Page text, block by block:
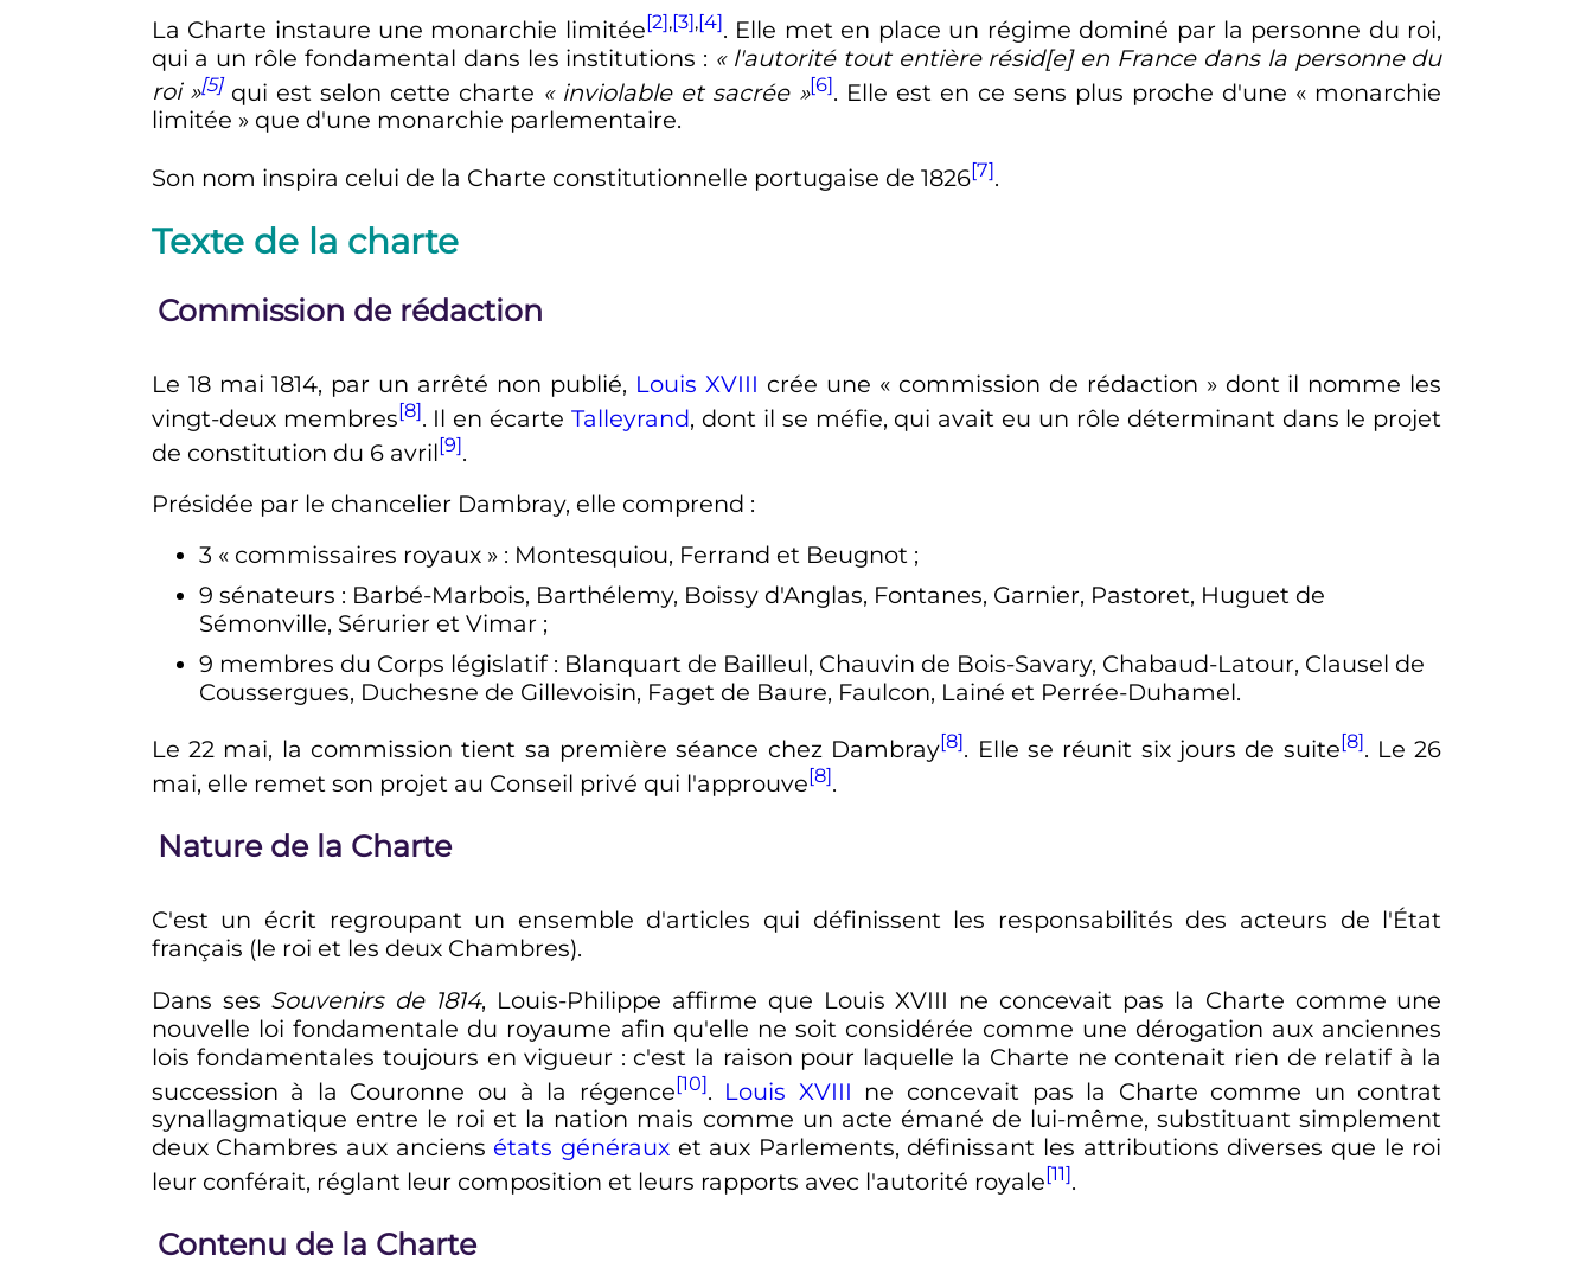
La Charte instaure une monarchie limitée[2],[3],[4]. Elle met en place un régime dominé par la personne du roi,
qui a un rôle fondamental dans les institutions : « l'autorité tout entière résid[e] en France dans la personne du
roi »[5]qui est selon cette charte « inviolable et sacrée »[6]. Elle est en ce sens plus proche d'une « monarchie
limitée » que d'une monarchie parlementaire.
Son nom inspira celui de la Charte constitutionnelle portugaise de 1826[7].
Texte de la charte
Commission de rédaction
Le 18 mai 1814, par un arrêté non publié, LouisXVIII crée une « commission de rédaction » dont il nomme les
vingt-deux membres[8]. Il en écarteTalleyrand, dont il se méfie, qui avait eu un rôle déterminant dans le projet
de constitution du 6 avril[9].
Présidée par le chancelier Dambray, elle comprend :
3 « commissaires royaux » : Montesquiou, Ferrand et Beugnot ;
9 sénateurs : Barbé-Marbois, Barthélemy, Boissy d'Anglas, Fontanes, Garnier, Pastoret, Huguet de
Sémonville, Sérurier et Vimar ;
9 membres du Corps législatif : Blanquart de Bailleul, Chauvin de Bois-Savary, Chabaud-Latour, Clausel de
Coussergues, Duchesne de Gillevoisin, Faget de Baure, Faulcon, Lainé et Perrée-Duhamel.
Le22 mai, la commission tient sa première séance chez Dambray[8]. Elle se réunit six jours de suite[8]. Le26
mai, elle remet son projet au Conseil privé qui l'approuve[8].
Nature de la Charte
C'est un écrit regroupant un ensemble d'articles qui définissent les responsabilités des acteurs de l'État
français (le roi et les deux Chambres).
Dans ses Souvenirs de 1814, Louis-Philippe affirme que Louis XVIII ne concevait pas la Charte comme une
nouvelle loi fondamentale du royaume afin qu'elle ne soit considérée comme une dérogation aux anciennes
lois fondamentales toujours en vigueur : c'est la raison pour laquelle la Charte ne contenait rien de relatif à la
succession à la Couronne ou à la régence[10]. Louis XVIII ne concevait pas la Charte comme un contrat
synallagmatique entre le roi et la nation mais comme un acte émané de lui-même, substituant simplement
deux Chambres aux anciens états générauxet aux Parlements, définissant les attributions diverses que le roi
leur conférait, réglant leur composition et leurs rapports avec l'autorité royale[11].
Contenu de la Charte